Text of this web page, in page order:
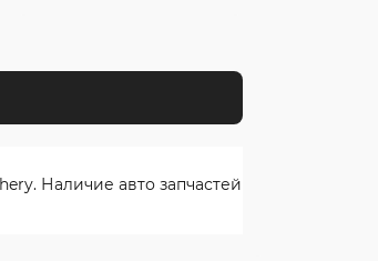
Наличие авто запчастей